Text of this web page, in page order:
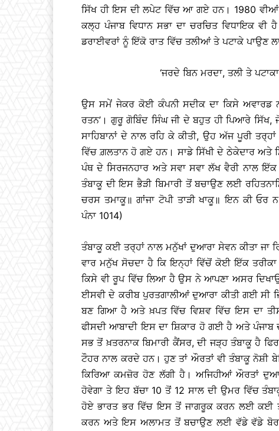
ਸਿੱਖ ਹੀ ਇਸ ਦੀ ਲਪੇਟ ਵਿੱਚ ਆ ਗਏ ਹਨ। 1980
ਕਲ੍ਹ ਪੰਜਾਬ ਵਿਧਾਨ ਸਭਾ ਦਾ ਚਰਚਿਤ ਵਿਧਾਇਕ ਵੀ
ਡਰਾਈਵਰਾਂ ਨੂੰ ਇੱਕੋ ਰਾਤ ਵਿੱਚ ਤਲੀਆਂ ਤੇ ਪਟਾਕੇ ਪਾਉਣ
‘ਜਰਦੇ ਬਿਨ ਮਰਦਾ, ਤਲੀ ਤੇ
ਉਸ ਸਮੇਂ ਜੇਕਰ ਕੋਈ ਕੰਪਨੀ ਸਦੀਕ ਦਾ ਕਿਸੇ ਅਵਾਰਡ
ਰਤਨ’। ਗੁਰੂ ਗੋਬਿੰਦ ਸਿੰਘ ਜੀ ਦੇ ਬਹੁਤ ਹੀ ਪਿਆਰੇ ਸਿੱਖ,
ਸਾਹਿਬਾਨਾਂ ਦੇ ਨਾਲ ਰਹਿ ਕੇ ਕੀਤੀ, ਉਹ ਅੱਜ ਪੂਰੀ
ਵਿੱਚ ਗ਼ਲਤਾਨ ਹੋ ਗਏ ਹਨ। ਸਾਡੇ ਸਿੱਖੀ ਦੇ ਠੇਕੇਦਾਰ ਅਤੇ
ਪੰਥ ਦੇ ਸਿਰਜਨਹਾਰ ਅਤੇ ਸਵਾ ਸਵਾ ਲੱਖ ਵੈਰੀ ਨਾਲ
ਤੰਬਾਕੂ ਦੀ ਇਸ ਭੈੜੀ ਬਿਮਾਰੀ ਤੋਂ ਬਚਾਉਣ ਲਈ
ਚਰਸ ਤਮਾਕੂ॥ ਗਾਂਜਾ ਟੋਪੀ ਤਾੜੀ ਖਾਕੂ॥ ਇਨ ਕੀ ਓਰ
ਪੰਨਾ 1014)
ਤੰਬਾਕੂ ਕਈ ਤਰ੍ਹਾਂ ਨਾਲ ਮਨੁੱਖਾਂ ਦੁਆਰਾ ਸੇਵਨ ਕੀਤਾ ਜਾ
ਵਾਰ ਮਨੁੱਖ ਸੋਚਦਾ ਹੈ ਕਿ ਇਨ੍ਹਾਂ ਵਿੱਚੋਂ ਕੋਈ ਇੱਕ
ਕਿਸੇ ਵੀ ਰੂਪ ਵਿੱਚ ਲਿਆ ਹੈ ਉਸ ਨੇ ਆਪਣਾ ਅਸਰ
ਈਸਵੀ ਦੇ ਕਰੀਬ ਪੁਰਤਗਾਲੀਆਂ ਦੁਆਰਾ ਕੀਤੀ ਗਈ ਸੀ
ਬਣ ਗਿਆ ਹੈ ਅਤੇ ਖ਼ਪਤ ਵਿੱਚ ਵਿਸ਼ਵ ਵਿੱਚ ਇਸ ਦਾ
ਫੀਸਦੀ ਆਬਾਦੀ ਇਸ ਦਾ ਸ਼ਿਕਾਰ ਹੋ ਗਈ ਹੈ ਅਤੇ ਪੰਜਾਬ
ਸਭ ਤੋਂ ਖ਼ਤਰਨਾਕ ਬਿਮਾਰੀ ਕੈਂਸਰ, ਦੀ ਜੜ੍ਹ ਤੰਬਾਕੂ ਹੈ
ਟੌਹਰ ਨਾਲ ਕਰਦੇ ਹਨ। ਹੁਣ ਤਾਂ ਔਰਤਾਂ ਵੀ ਤੰਬਾਕੂ
ਕਿਰਿਆ ਕਮਜ਼ੋਰ ਹੋਣ ਲੱਗੀ ਹੈ। ਅਜਿਹੀਆਂ ਔਰਤਾਂ
ਹੋਵੇਗਾ ਤੇ ਇਹ ਬੱਚਾ 10 ਤੋਂ 12 ਸਾਲ ਦੀ ਉਮਰ ਵਿੱਚ
ਹੋਏ ਭਾਰਤ ਭਰ ਵਿੱਚ ਇਸ ਤੋਂ ਜਾਗਰੂਕ ਕਰਨ ਲਈ ਕਈ
ਕਰਨ ਅਤੇ ਇਸ ਅਲਾਮਤ ਤੋਂ ਬਚਾਉਣ ਲਈ ਵੱਡੇ ਵੱਡੇ